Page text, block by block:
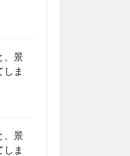
、景
しま
、景
しま